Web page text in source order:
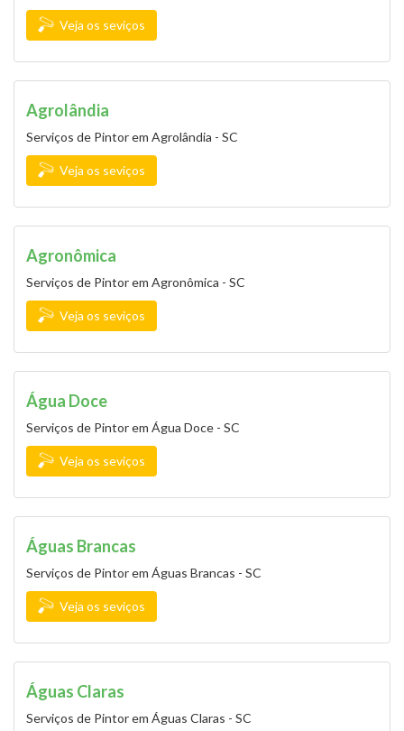
Veja os seviços
Agrolândia
Serviços de Pintor em Agrolândia - SC
Veja os seviços
Agronômica
Serviços de Pintor em Agronômica - SC
Veja os seviços
Água Doce
Serviços de Pintor em Água Doce - SC
Veja os seviços
Águas Brancas
Serviços de Pintor em Águas Brancas - SC
Veja os seviços
Águas Claras
Serviços de Pintor em Águas Claras - SC